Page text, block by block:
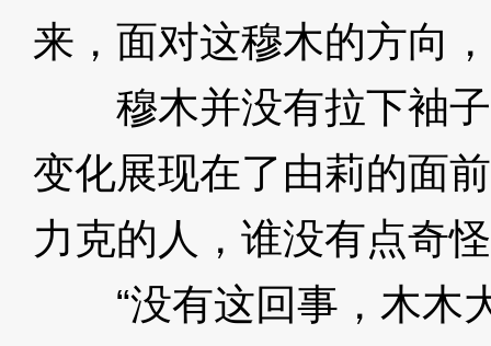
来，面对这穆木的方向
穆木并没有拉下袖子
变化展现在了由莉的面
力克的人，谁没有点奇
“没有这回事，木木